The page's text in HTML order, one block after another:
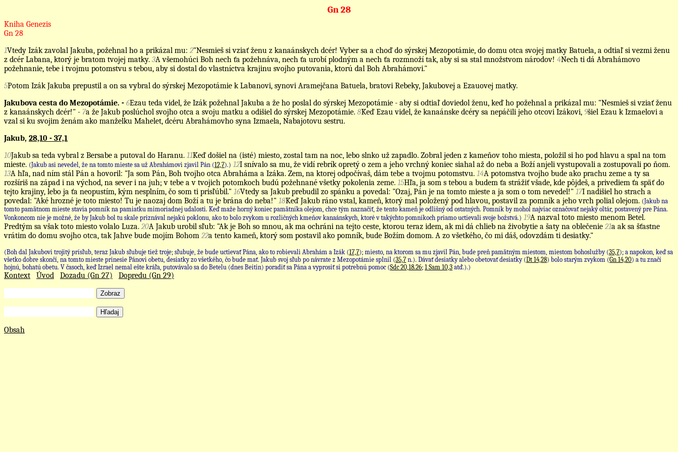
Gn 28
Kniha Genezis
Gn 28
1Vtedy Izák zavolal Jakuba, požehnal ho a prikázal mu: 2"Nesmieš si vziať ženu z kanaánskych dcér! Vyber sa a choď do sýrskej Mezopotámie, do domu otca svojej matky Batuela, a odtiaľ si vezmi ženu
z dcér Labana, ktorý je bratom tvojej matky. 3A všemohúci Boh nech ťa požehnáva, nech ťa urobí plodným a nech ťa rozmnoží tak, aby si sa stal množstvom národov! 4Nech ti dá Abrahámovo
požehnanie, tebe i tvojmu potomstvu s tebou, aby si dostal do vlastníctva krajinu svojho putovania, ktorú dal Boh Abrahámovi."
5Potom Izák Jakuba prepustil a on sa vybral do sýrskej Mezopotámie k Labanovi, synovi Aramejčana Batuela, bratovi Rebeky, Jakubovej a Ezauovej matky.
Jakubova cesta do Mezopotámie. - 6Ezau teda videl, že Izák požehnal Jakuba a že ho poslal do sýrskej Mezopotámie - aby si odtiaľ doviedol ženu, keď ho požehnal a prikázal mu: "Nesmieš si vziať ženu
z kanaánskych dcér!" - 7a že Jakub poslúchol svojho otca a svoju matku a odišiel do sýrskej Mezopotámie. 8Keď Ezau videl, že kanaánske dcéry sa nepáčili jeho otcovi Izákovi, 9šiel Ezau k Izmaelovi a
vzal si ku svojim ženám ako manželku Mahelet, dcéru Abrahámovho syna Izmaela, Nabajotovu sestru.
Jakub, 28,10 - 37,1
10Jakub sa teda vybral z Bersabe a putoval do Haranu. 11Keď došiel na (isté) miesto, zostal tam na noc, lebo slnko už zapadlo. Zobral jeden z kameňov toho miesta, položil si ho pod hlavu a spal na tom
mieste. (Jakub asi nevedel, že na tomto mieste sa už Abrahámovi zjavil Pán (12,7).) 12I snívalo sa mu, že vidí rebrík opretý o zem a jeho vrchný koniec siahal až do neba a Boží anjeli vystupovali a zostupovali po ňom.
13A hľa, nad ním stál Pán a hovoril: "Ja som Pán, Boh tvojho otca Abraháma a Izáka. Zem, na ktorej odpočívaš, dám tebe a tvojmu potomstvu. 14A potomstva tvojho bude ako prachu zeme a ty sa
rozšíriš na západ i na východ, na sever i na juh; v tebe a v tvojich potomkoch budú požehnané všetky pokolenia zeme. 15Hľa, ja som s tebou a budem ťa strážiť všade, kde pôjdeš, a privediem ťa späť do
tejto krajiny, lebo ja ťa neopustím, kým nesplním, čo som ti prisľúbil." 16Vtedy sa Jakub prebudil zo spánku a povedal: "Ozaj, Pán je na tomto mieste a ja som o tom nevedel!" 17I nadišiel ho strach a
povedal: "Aké hrozné je toto miesto! Tu je naozaj dom Boží a tu je brána do neba!" 18Keď Jakub ráno vstal, kameň, ktorý mal položený pod hlavou, postavil za pomník a jeho vrch polial olejom. (Jakub na
tomto pamätnom mieste stavia pomník na pamiatku mimoriadnej udalosti. Keď maže horný koniec pamätníka olejom, chce tým naznačiť, že tento kameň je odlišný od ostatných. Pomník by mohol najviac označovať nejaký oltár, postavený pre Pána.
Vonkoncom nie je možné, že by Jakub bol tu skale priznával nejakú poklonu, ako to bolo zvykom u rozličných kmeňov kanaánskych, ktoré v takýchto pomníkoch priamo uctievali svoje božstvá.) 19A nazval toto miesto menom Betel.
Predtým sa však toto miesto volalo Luza. 20A Jakub urobil sľub: "Ak je Boh so mnou, ak ma ochráni na tejto ceste, ktorou teraz idem, ak mi dá chlieb na živobytie a šaty na oblečenie 21a ak sa šťastne
vrátim do domu svojho otca, tak Jahve bude mojím Bohom 22a tento kameň, ktorý som postavil ako pomník, bude Božím domom. A zo všetkého, čo mi dáš, odovzdám ti desiatky."
(Boh dal Jakubovi trojitý prísľub, teraz Jakub sľubuje tiež troje; sľubuje, že bude uctievať Pána, ako to robievali Abrahám a Izák (17,7); miesto, na ktorom sa mu zjavil Pán, bude preň pamätným miestom, miestom bohoslužby (35,7); a napokon, keď sa
všetko dobre skončí, na tomto mieste prinesie Pánovi obetu, desiatky zo všetkého, čo bude mať. Jakub svoj sľub po návrate z Mezopotámie splnil (35,7 n.). Dávať desiatky alebo obetovať desiatky (Dt 14,28) bolo starým zvykom (Gn 14,20) a tu značí
hojnú, bohatú obetu. V časoch, keď Izrael nemal ešte kráľa, putovávalo sa do Betelu (dnes Beitin) poradiť sa Pána a vyprosiť si potrebnú pomoc (Sdc 20,18.26; 1 Sam 10,3 atď.).)
Kontext Úvod Dozadu (Gn 27) Dopredu (Gn 29)
Zobraz
Hľadaj
Obsah